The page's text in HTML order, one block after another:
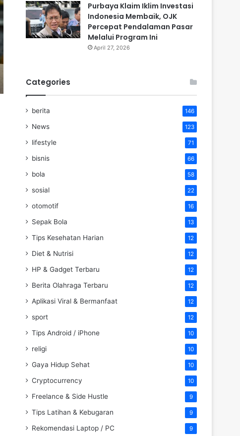
Purbaya Klaim Iklim Investasi
Indonesia Membaik, OJK
Percepat Pendalaman Pasar
Melalui Program Ini
April 27, 2026
Categories
berita 146
News 123
lifestyle 71
bisnis 66
bola 58
sosial 22
otomotif 16
Sepak Bola 13
Tips Kesehatan Harian 12
Diet & Nutrisi 12
HP & Gadget Terbaru 12
Berita Olahraga Terbaru 12
Aplikasi Viral & Bermanfaat 12
sport 12
Tips Android / iPhone 10
religi 10
Gaya Hidup Sehat 10
Cryptocurrency 10
Freelance & Side Hustle 9
Tips Latihan & Kebugaran 9
Rekomendasi Laptop / PC 9